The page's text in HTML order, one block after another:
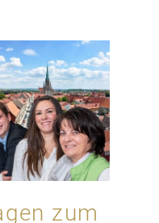
zum